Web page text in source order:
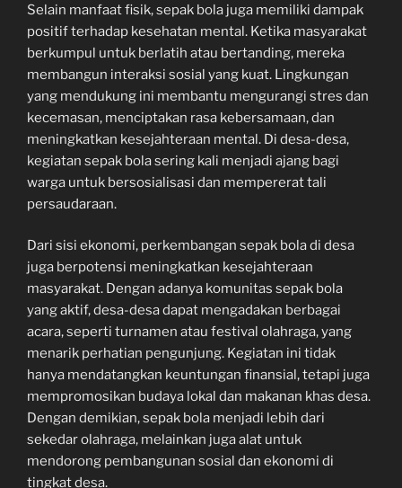
Selain manfaat fisik, sepak bola juga memiliki dampak
positif terhadap kesehatan mental. Ketika masyarakat
berkumpul untuk berlatih atau bertanding, mereka
membangun interaksi sosial yang kuat. Lingkungan
yang mendukung ini membantu mengurangi stres dan
kecemasan, menciptakan rasa kebersamaan, dan
meningkatkan kesejahteraan mental. Di desa-desa,
kegiatan sepak bola sering kali menjadi ajang bagi
warga untuk bersosialisasi dan mempererat tali
persaudaraan.
Dari sisi ekonomi, perkembangan sepak bola di desa
juga berpotensi meningkatkan kesejahteraan
masyarakat. Dengan adanya komunitas sepak bola
yang aktif, desa-desa dapat mengadakan berbagai
acara, seperti turnamen atau festival olahraga, yang
menarik perhatian pengunjung. Kegiatan ini tidak
hanya mendatangkan keuntungan finansial, tetapi juga
mempromosikan budaya lokal dan makanan khas desa.
Dengan demikian, sepak bola menjadi lebih dari
sekedar olahraga, melainkan juga alat untuk
mendorong pembangunan sosial dan ekonomi di
tingkat desa.